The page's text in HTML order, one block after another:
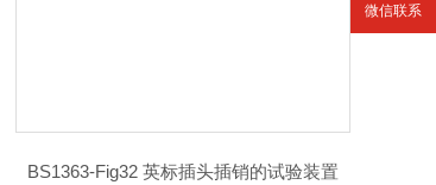
BS1363-Fig32 英标插头插销的试验装置
微信联系